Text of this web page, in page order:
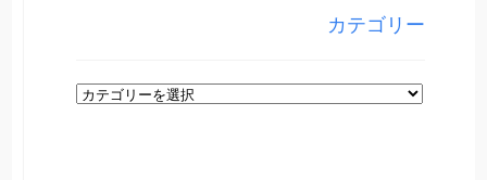
カテゴリー
カ